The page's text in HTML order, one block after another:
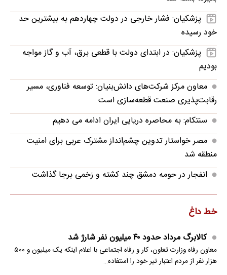
پزشکیان: فشار خارجی در دولت چهاردهم به بیشترین حد
خود رسیده
پزشکیان: در ابتدای دولت با قطعی برق، آب و گاز مواجه
بودیم
معاون مرکز شرکت‌های دانش‌بنیان: توسعه فناوری، مسیر
رقابت‌پذیری صنعت قطعه‌سازی است
سنتکام: به محاصره دریایی ایران ادامه می دهیم
مصر خواستار تدوین چشم‌انداز مشترک عربی برای امنیت
منطقه شد
انفجار در حومه دمشق چند کشته و زخمی برجا گذاشت
خط داغ
کالابرگ مرداد حدود ۴۰‌ میلیون نفر شارژ شد
معاون رفاه وزارت تعاون، کار و رفاه اجتماعی با اعلام اینکه یک میلیون و ۵۰۰
هزار نفر از مردم اعتبار تیر خود را استفاده…